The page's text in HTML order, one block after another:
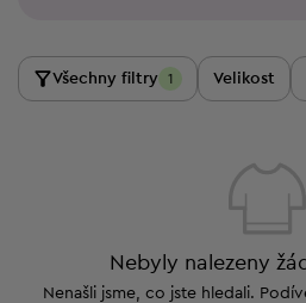
Všechny filtry 1 Velikost
Nebyly nalezeny
Nenašli jsme, co jste hledali.